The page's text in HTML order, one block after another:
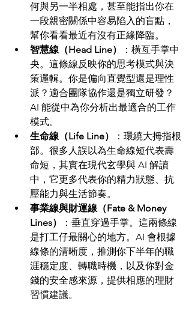
何與另一半相處，甚至能指出你在
一段親密關係中容易陷入的盲點，
幫你看看最近有沒有正緣降臨。
智慧線（Head Line）
：橫亙手掌中
央。這條線反映你的思考模式與決
策邏輯。你是偏向直覺型還是理性
派？適合團隊協作還是獨立研發？
AI 能從中為你分析出最適合的工作
模式。
生命線（Life Line）
：環繞大拇指根
部。很多人誤以為生命線短代表壽
命短，其實在現代玄學與 AI 解讀
中，它更多代表你的精力狀態、抗
壓能力與生活節奏。
事業線與財運線（Fate & Money
Lines）
：垂直穿過手掌。這兩條線
是打工仔最關心的地方。AI 會根據
線條的清晰度，推測你下半年的職
涯穩定度、轉職時機，以及你對金
錢的安全感來源，提供相應的理財
習慣建議。